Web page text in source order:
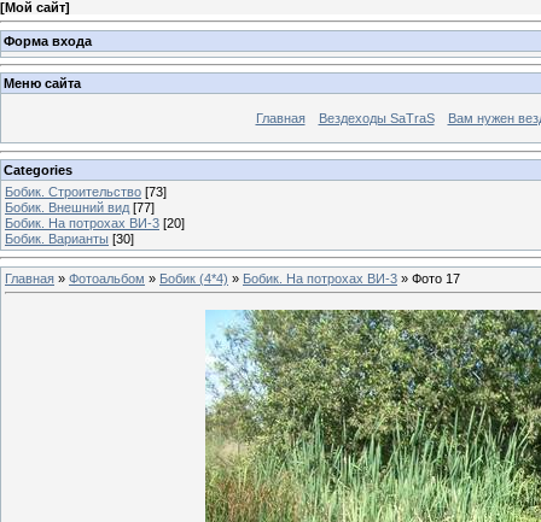
[Мой сайт]
Форма входа
Меню сайта
Главная Вездеходы SaTraS Вам нужен
Categories
Бобик. Строительство [73]
Бобик. Внешний вид [77]
Бобик. На потрохах ВИ-3 [20]
Бобик. Варианты [30]
Главная » Фотоальбом » Бобик (4*4) » Бобик. На потрохах ВИ-3 » Фото 17